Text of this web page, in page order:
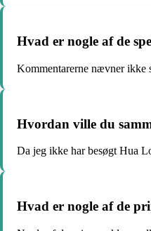
Hvad er nogle af de
Kommentarerne nævner ikke
Hvordan ville du
Da jeg ikke har besøgt Hua
Hvad er nogle af de